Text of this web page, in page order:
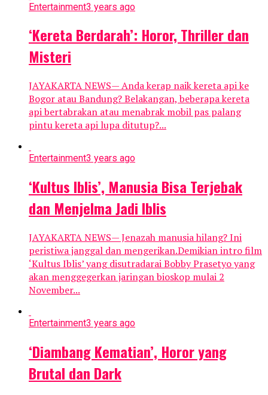
Entertainment3 years ago
‘Kereta Berdarah’: Horor, Thriller dan
Misteri
JAYAKARTA NEWS— Anda kerap naik kereta api ke
Bogor atau Bandung? Belakangan, beberapa kereta
api bertabrakan atau menabrak mobil pas palang
pintu kereta api lupa ditutup?...
Entertainment3 years ago
‘Kultus Iblis’, Manusia Bisa Terjebak
dan Menjelma Jadi Iblis
JAYAKARTA NEWS— Jenazah manusia hilang? Ini
peristiwa janggal dan mengerikan.Demikian intro film
‘Kultus Iblis’ yang disutradarai Bobby Prasetyo yang
akan menggegerkan jaringan bioskop mulai 2
November...
Entertainment3 years ago
‘Diambang Kematian’, Horor yang
Brutal dan Dark